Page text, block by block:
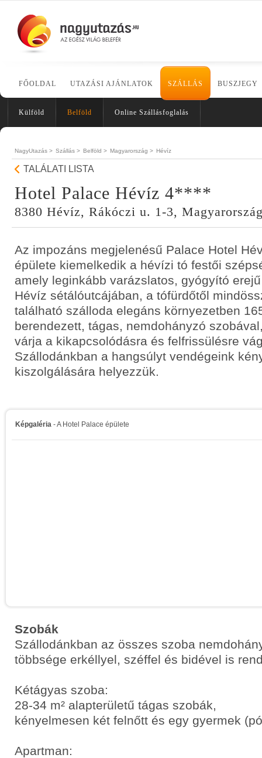
FŐOLDAL UTAZÁSI AJÁNLATOK SZÁLLÁS BUSZJEGY
Külföld Belföld Online Szállásfoglalás
NagyUtazás > Szállás > Belföld > Magyarország > Hévíz
TALÁLATI LISTA
Hotel Palace Hévíz 4****
8380 Hévíz, Rákóczi u. 1-3,
Az impozáns megjelenésű Palace Hotel
épülete kiemelkedik a hévízi tó festői
amely leginkább varázslatos, gyógyító
Hévíz sétálóutcájában, a tófürdőtől
található szálloda elegáns környezetben
berendezett, tágas, nemdohányzó
várja a kikapcsolódásra és felfrissülésre
Szállodánkban a hangsúlyt vendégeink
kiszolgálására helyezzük.
Képgaléria - A Hotel Palace épülete
Szobák
Szállodánkban az összes szoba
többsége erkéllyel, széffel és bidével is
Kétágyas szoba:
28-34 m² alapterületű tágas szobák,
kényelmesen két felnőtt és egy gyermek
Apartman: